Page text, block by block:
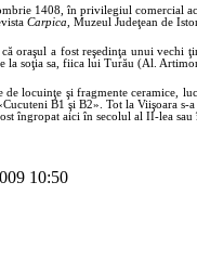
1408, în privilegiul comercial
Carpica , Muzeul Judeţean de
oraşul a fost reşedinţa unui vechi
la soţia sa, fiica lui Turău (Al.
locuinţe şi fragmente ceramice,
B1 şi B2». Tot la Viişoara
îngropat aici în secolul al II-lea
10:50